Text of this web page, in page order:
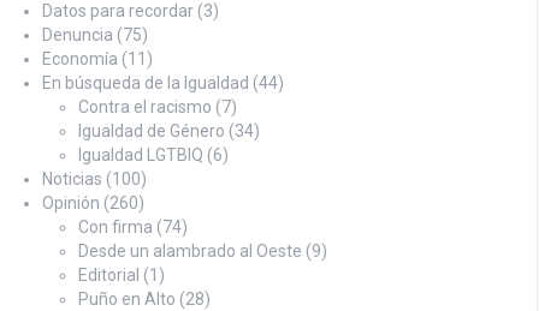
Datos para recordar (3)
Denuncia (75)
Economía (11)
En búsqueda de la Igualdad (44)
Contra el racismo (7)
Igualdad de Género (34)
Igualdad LGTBIQ (6)
Noticias (100)
Opinión (260)
Con firma (74)
Desde un alambrado al Oeste (9)
Editorial (1)
Puño en Alto (28)